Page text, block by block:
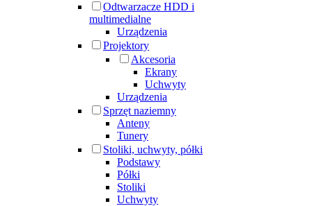
Odtwarzacze HDD i
multimedialne
Urządzenia
Projektory
Akcesoria
Ekrany
Uchwyty
Urządzenia
Sprzęt naziemny
Anteny
Tunery
Stoliki, uchwyty, półki
Podstawy
Półki
Stoliki
Uchwyty